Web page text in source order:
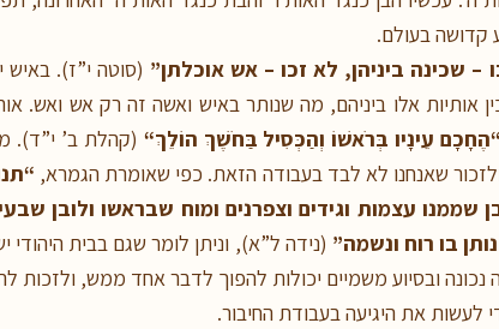
קדושה בעולם.
שכינה ביניהן, לא זכו – אש אוכלתן” (סוטה י”ז).
אלו ביניהם, מה שנותר באיש ואשה זה רק אש ואש.
“הֶחָכָם עֵינָיו בְּרֹאשׁוֹ וְהַכְּסִיל בַּחֹשֶׁךְ הוֹלֵךְ“ (קהלת ב’ י”ד).
שאנחנו לא לבד בעבודה הזאת. כפי שאומרת הגמרא,
שממנו עצמות וגידים וצפרנים ומוח שבראשו ולובן
בו רוח ונשמה” (נידה ל”א), וניתן לומר שגם בבית
נכונה ובסיוע משמיים יכולות להפוך לדבר אחד ממש, ולזכות
לעשות את היגיעה בעבודת החיבור.